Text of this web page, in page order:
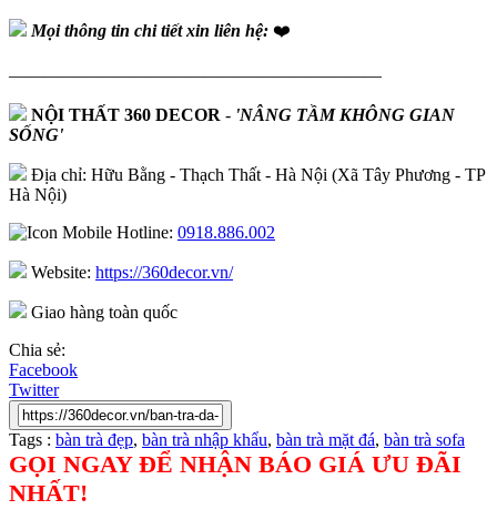
Mọi thông tin chi tiết xin liên hệ: ❤️
—————————————————————
NỘI THẤT 360 DECOR - 'NÂNG TẦM KHÔNG GIAN
SỐNG'
Địa chỉ: Hữu Bằng - Thạch Thất - Hà Nội (Xã Tây Phương - TP
Hà Nội)
Hotline: 0918.886.002
Website: https://360decor.vn/
Giao hàng toàn quốc
Chia sẻ:
Facebook
Twitter
Tags : bàn trà đẹp, bàn trà nhập khẩu, bàn trà mặt đá, bàn trà sofa
GỌI NGAY ĐỂ NHẬN BÁO GIÁ ƯU ĐÃI
NHẤT!